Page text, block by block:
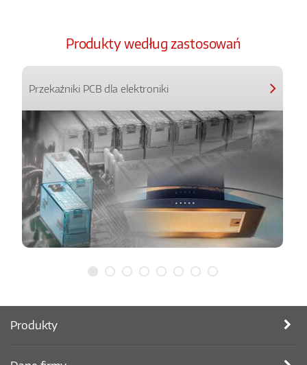
Produkty według zastosowań
Przekaźniki PCB dla elektroniki
Produkty